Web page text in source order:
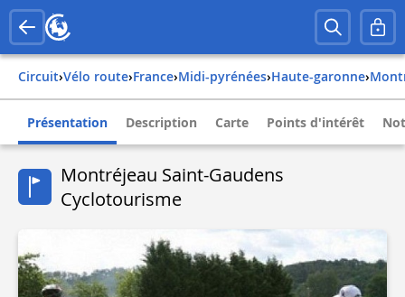
Circuit› Vélo route› france› midi-pyrénées› haute-garonne›
Présentation Description Carte Points d'intérêt
Montréjeau Saint-Gaudens
Cyclotourisme